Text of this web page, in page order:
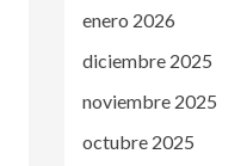
enero 2026
diciembre 2025
noviembre 2025
octubre 2025